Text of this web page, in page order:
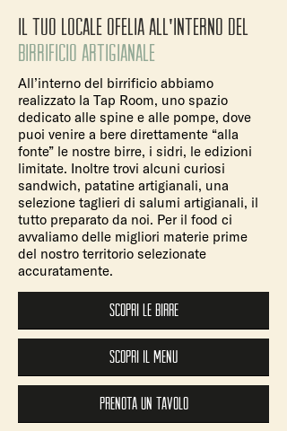
il tuo locale ofelia all'interno del
birrificio artigianale
All’interno del birrificio abbiamo
realizzato la Tap Room, uno spazio
dedicato alle spine e alle pompe, dove
puoi venire a bere direttamente “alla
fonte” le nostre birre, i sidri, le edizioni
limitate. Inoltre trovi alcuni curiosi
sandwich, patatine artigianali, una
selezione taglieri di salumi artigianali, il
tutto preparato da noi. Per il food ci
avvaliamo delle migliori materie prime
del nostro territorio selezionate
accuratamente.
Scopri le birre
scopri il menu
Prenota un tavolo